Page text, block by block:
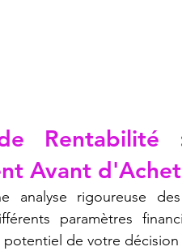
Avant
analyse rigoureuse
paramètres
potentiel de votre